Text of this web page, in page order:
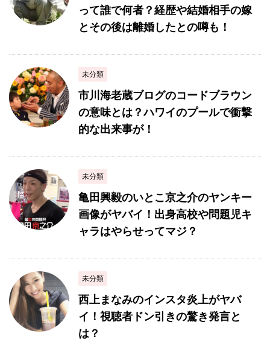
って誰で何者？経歴や結婚相手の嫁
とその後は離婚したとの噂も！
未分類
市川海老蔵ブログのコードブラウン
の意味とは？ハワイのプールで衝撃
的な出来事が！
未分類
亀田興毅のいとこ京之介のヤンキー
画像がヤバイ！出身高校や問題児キ
ャラはやらせってマジ？
未分類
西上まなみのインスタ炎上がヤバ
イ！視聴者ドン引きの驚き発言と
は？